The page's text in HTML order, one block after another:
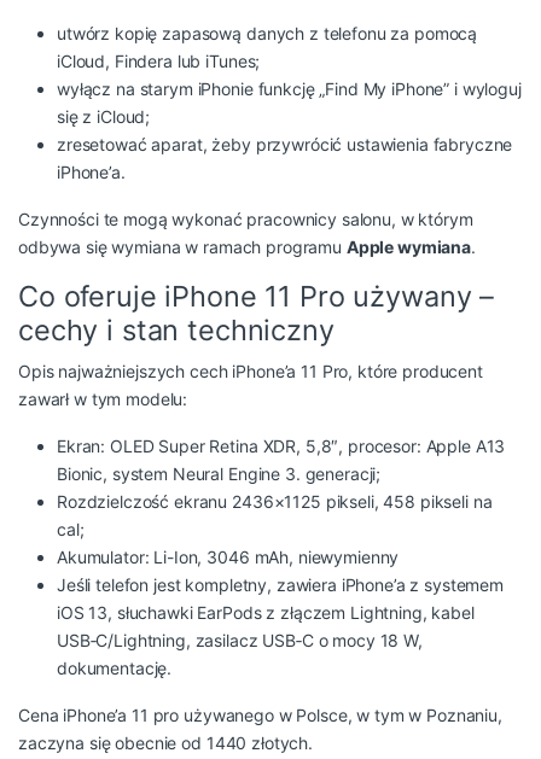
utwórz kopię zapasową danych z telefonu za pomocą
iCloud, Findera lub iTunes;
wyłącz na starym iPhonie funkcję „Find My iPhone” i wyloguj
się z iCloud;
zresetować aparat, żeby przywrócić ustawienia fabryczne
iPhone’a.
Czynności te mogą wykonać pracownicy salonu, w którym
odbywa się wymiana w ramach programu Apple wymiana.
Co oferuje iPhone 11 Pro używany –
cechy i stan techniczny
Opis najważniejszych cech iPhone’a 11 Pro, które producent
zawarł w tym modelu:
Ekran: OLED Super Retina XDR, 5,8″, procesor: Apple A13
Bionic, system Neural Engine 3. generacji;
Rozdzielczość ekranu 2436×1125 pikseli, 458 pikseli na
cal;
Akumulator: Li-Ion, 3046 mAh, niewymienny
Jeśli telefon jest kompletny, zawiera iPhone’a z systemem
iOS 13, słuchawki EarPods z złączem Lightning, kabel
USB‑C/Lightning, zasilacz USB‑C o mocy 18 W,
dokumentację.
Cena iPhone’a 11 pro używanego w Polsce, w tym w Poznaniu,
zaczyna się obecnie od 1440 złotych.